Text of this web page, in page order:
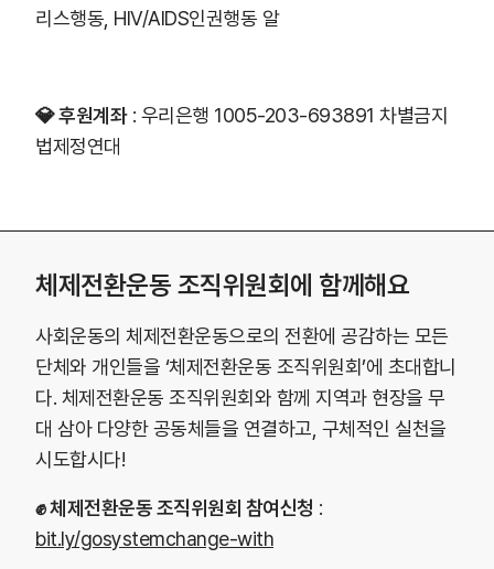
리스행동, HIV/AIDS인권행동 알
💎 후원계좌: 우리은행 1005-203-693891 차별금지
법제정연대
체제전환운동 조직위원회에 함께해요
사회운동의 체제전환운동으로의 전환에 공감하는 모든
단체와 개인들을 ‘체제전환운동 조직위원회’에 초대합니
다. 체제전환운동 조직위원회와 함께 지역과 현장을 무
대 삼아 다양한 공동체들을 연결하고, 구체적인 실천을
시도합시다!
✊ 체제전환운동 조직위원회 참여신청 :
bit.ly/gosystemchange-with